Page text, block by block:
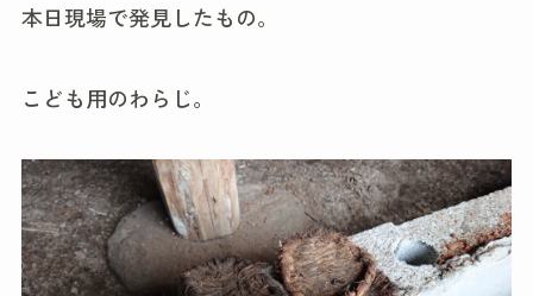
本日現場で発見したもの。
こども用のわらじ。